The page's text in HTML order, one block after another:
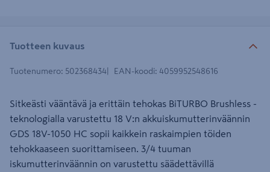
Tuotteen kuvaus
Tuotenumero: 502368434 EAN-koodi: 4059952548616
Sitkeästi vääntävä ja erittäin tehokas BiTURBO Brushless -
teknologialla varustettu 18 V:n akkuiskumutterinväännin
GDS 18V-1050 HC sopii kaikkein raskaimpien töiden
tehokkaaseen suorittamiseen. 3/4 tuuman
iskumutterinväännin on varustettu säädettävillä